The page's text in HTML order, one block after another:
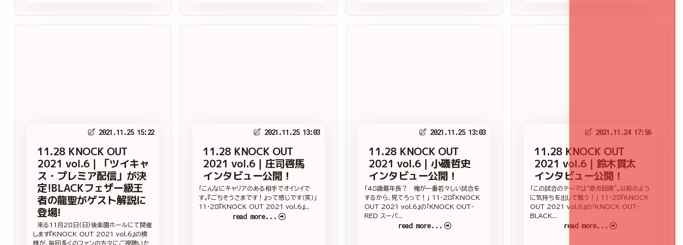
2021.11.25 15:22
11.28 KNOCK OUT
2021 vol.6｜「ツイキャ
ス・プレミア配信」が決
定!BLACKフェザー級王
者の龍聖がゲスト解説に
登場!
来る11月28日(日)後楽園ホールにて開催
します『KNOCK OUT 2021 vol.6』の模
様が、毎回多くのファンの方々にご視聴いた
2021.11.25 13:03
11.28 KNOCK OUT
2021 vol.6｜庄司啓馬
インタビュー公開！
「こんなにキャリアのある相手でオイシイで
す。『ごちそうさまです！』って感じです（笑）」
11・28『KNOCK OUT 2021 vol.6』...
read more...
2021.11.25 13:03
11.28 KNOCK OUT
2021 vol.6｜小磯哲史
インタビュー公開！
「48歳最年長？ 俺が一番若々しい試合を
するから、見てろって！」 11・28『KNOCK
OUT 2021 vol.6』の「KNOCK OUT-
RED スーパ...
read more...
2021.11.24 17:56
11.28 KNOCK OUT
2021 vol.6｜鈴木貫太
インタビュー公開！
「この試合のテーマは“原点回帰”。以前のよう
に気持ちを出して戦う！」 11・28『KNOCK
OUT 2021 vol.6』の「KNOCK OUT-
BLACK...
read more...